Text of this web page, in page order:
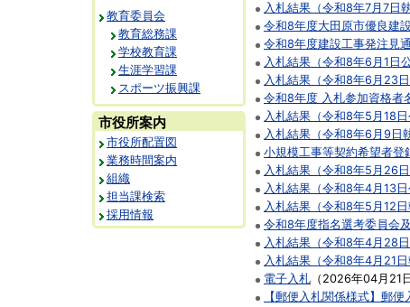
入札結果（令和8年7月7日執
令和8年度大田原市優良建
令和8年度建設工事発注見
入札結果（令和8年6月1日
入札結果（令和8年6月23日
令和8年度 入札参加資格者
入札結果（令和8年5月18
入札結果（令和8年6月9日
小規模工事等契約希望者登
入札結果（令和8年5月26日
入札結果（令和8年4月13
入札結果（令和8年5月12日
令和8年度指名選考委員会
入札結果（令和8年4月28日
入札結果（令和8年4月21日
電子入札 （ 2026年04月21日
【郵便入札関係様式】郵
教育委員会
教育総務課
学校教育課
生涯学習課
スポーツ振興課
市役所案内
市役所配置図
業務時間案内
組織
担当課検索
採用情報